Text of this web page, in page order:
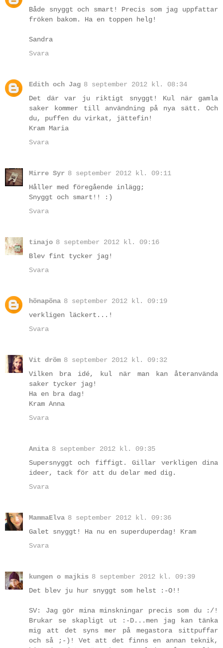
Både snyggt och smart! Precis som jag uppfattar
fröken bakom. Ha en toppen helg!
Sandra
Svara
Edith och Jag 8 september 2012 kl. 08:34
Det där var ju riktigt snyggt! Kul när gamla
saker kommer till användning på nya sätt. Och
du, puffen du virkat, jättefin!
Kram Maria
Svara
Mirre Syr 8 september 2012 kl. 09:11
Håller med föregående inlägg;
Snyggt och smart!! :)
Svara
tinajo 8 september 2012 kl. 09:16
Blev fint tycker jag!
Svara
hönapöna 8 september 2012 kl. 09:19
verkligen läckert...!
Svara
Vit dröm 8 september 2012 kl. 09:32
Vilken bra idé, kul när man kan återanvända
saker tycker jag!
Ha en bra dag!
Kram Anna
Svara
Anita 8 september 2012 kl. 09:35
Supersnyggt och fiffigt. Gillar verkligen dina
ideer, tack för att du delar med dig.
Svara
MammaElva 8 september 2012 kl. 09:36
Galet snyggt! Ha nu en superduperdag! Kram
Svara
kungen o majkis 8 september 2012 kl. 09:39
Det blev ju hur snyggt som helst :-O!!
SV: Jag gör mina minskningar precis som du :/!
Brukar se skapligt ut :-D...men jag kan tänka
mig att det syns mer på megastora sittpuffar
och så ;-)! Vet att det finns en annan teknik,